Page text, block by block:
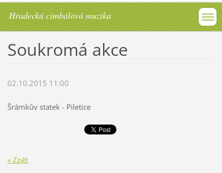
Hradecká cimbálová muzika
Soukromá akce
02.10.2015 11:00
Šrámkův statek - Piletice
« Zpět